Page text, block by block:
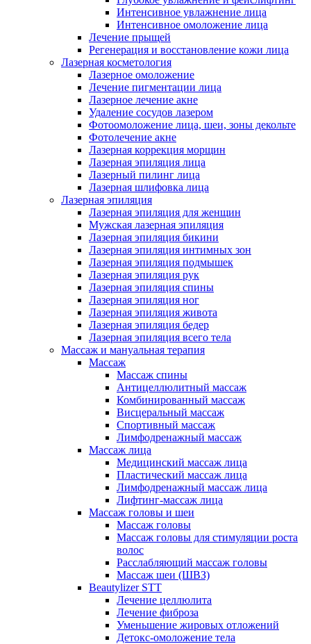
Интенсивное увлажнение лица
Интенсивное омоложение лица
Лечение прыщей
Регенерация и восстановление кожи лица
Лазерная косметология
Лазерное омоложение
Лечение пигментации лица
Лазерное лечение акне
Удаление сосудов лазером
Фотоомоложение лица, шеи, зоны декольте
Фотолечение акне
Лазерная коррекция морщин
Лазерная эпиляция лица
Лазерный пилинг лица
Лазерная шлифовка лица
Лазерная эпиляция
Лазерная эпиляция для женщин
Мужская лазерная эпиляция
Лазерная эпиляция бикини
Лазерная эпиляция интимных зон
Лазерная эпиляция подмышек
Лазерная эпиляция рук
Лазерная эпиляция спины
Лазерная эпиляция ног
Лазерная эпиляция живота
Лазерная эпиляция бедер
Лазерная эпиляция всего тела
Массаж и мануальная терапия
Массаж
Массаж спины
Антицеллюлитный массаж
Комбинированный массаж
Висцеральный массаж
Спортивный массаж
Лимфодренажный массаж
Массаж лица
Медицинский массаж лица
Пластический массаж лица
Лимфодренажный массаж лица
Лифтинг-массаж лица
Массаж головы и шеи
Массаж головы
Массаж головы для стимуляции роста
волос
Расслабляющий массаж головы
Массаж шеи (ШВЗ)
Beautylizer STT
Лечение целлюлита
Лечение фиброза
Уменьшение жировых отложений
Детокс-омоложение тела